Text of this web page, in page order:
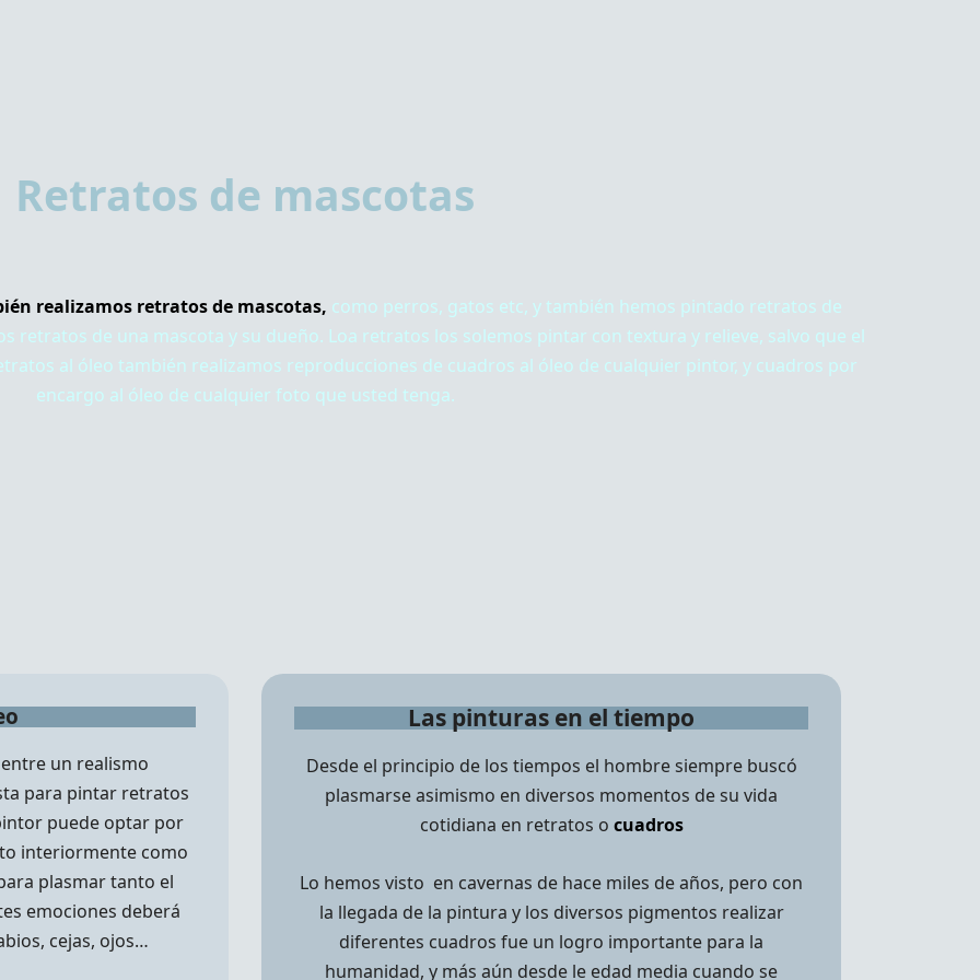
Retratos de mascotas
realizamos retratos de mascotas, como perros, gatos etc, y también hemos pintado retratos de
retratos de una mascota y su dueño. Loa retratos los solemos pintar con textura y relieve, salvo que el
al óleo también realizamos reproducciones de cuadros al óleo de cualquier pintor, y cuadros por
encargo al óleo de cualquier foto que usted tenga.
un realismo
para pintar retratos
puede optar por
interiormente como
plasmar tanto el
emociones deberá
cejas, ojos…
Las pinturas en el tiempo
Desde el principio de los tiempos el hombre siempre buscó
plasmarse asimismo en diversos momentos de su vida
cotidiana en retratos o cuadros
Lo hemos visto en cavernas de hace miles de años, pero con
la llegada de la pintura y los diversos pigmentos realizar
diferentes cuadros fue un logro importante para la
humanidad, y más aún desde le edad media cuando se